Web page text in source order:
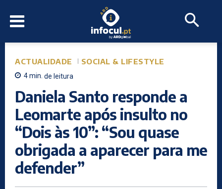
ACTUALIDADE SOCIAL & LIFESTYLE
4min. de leitura
Daniela Santo responde a
Leomarte após insulto no
“Dois às 10”: “Sou quase
obrigada a aparecer para me
defender”